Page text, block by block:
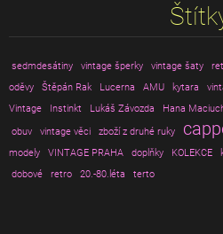
sedmdesátiny vintage šperky vintage šaty
oděvy
Štěpán Rak Lucerna AMU kytara
Vintage
Instinkt Lukáš Závozda Hana
obuv
vintage věci zboží z druhé ruky
modely
VINTAGE PRAHA doplňky KOLEKCE
dobové
retro 20.-80.léta terto